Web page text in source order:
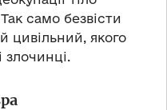
само безвісти
цивільний, якого
злочинці.